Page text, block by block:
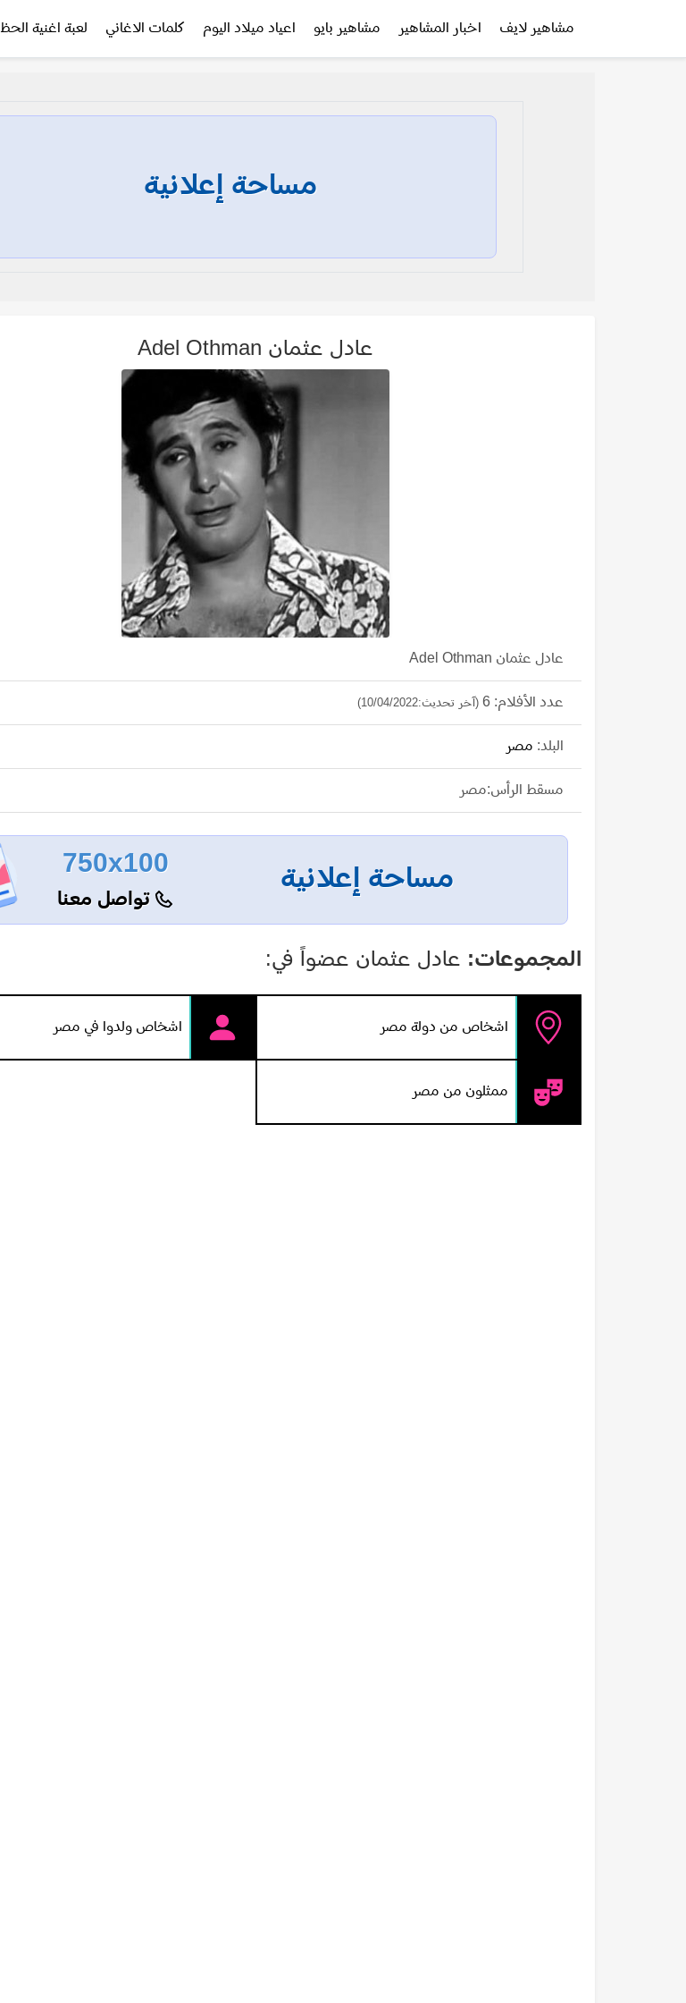
مشاهير لايف اخبار المشاهير مشاهير بايو اعياد ميلاد اليوم كلمات الاغاني لعبة اغنية الحظ
مساحة إعلانية
عادل عثمان Adel Othman
عادل عثمان Adel Othman
عدد الأفلام: 6 (آخر تحديث:10/04/2022)
البلد: مصر
مسقط الرأس:مصر
مساحة إعلانية
750x100
تواصل معنا
المجموعات: عادل عثمان عضواً في:
اشخاص من دولة مصر اشخاص ولدوا في مصر
ممثلون من مصر